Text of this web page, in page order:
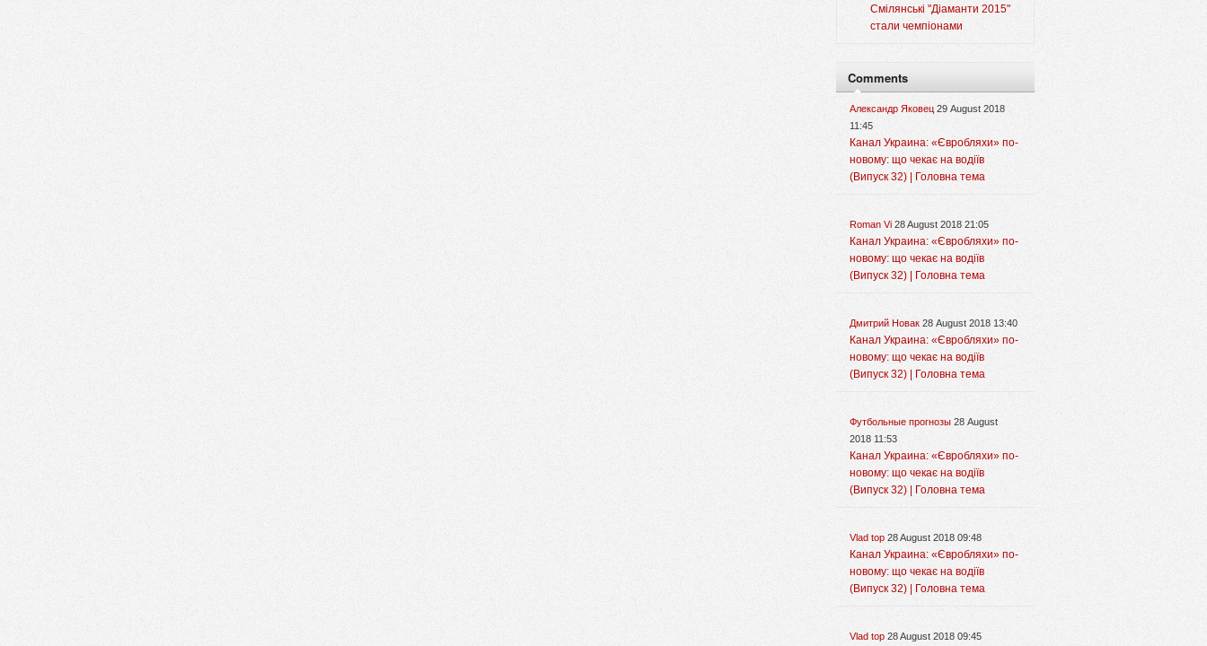
Смілянські "Діаманти 2015"
стали чемпіонами
Comments
Александр Яковец 29 August 2018
11:45
Канал Украина: «Євробляхи» по-
новому: що чекає на водіїв
(Випуск 32) | Головна тема
Roman Vi 28 August 2018 21:05
Канал Украина: «Євробляхи» по-
новому: що чекає на водіїв
(Випуск 32) | Головна тема
Дмитрий Новак 28 August 2018 13:40
Канал Украина: «Євробляхи» по-
новому: що чекає на водіїв
(Випуск 32) | Головна тема
Футбольные прогнозы 28 August
2018 11:53
Канал Украина: «Євробляхи» по-
новому: що чекає на водіїв
(Випуск 32) | Головна тема
Vlad top 28 August 2018 09:48
Канал Украина: «Євробляхи» по-
новому: що чекає на водіїв
(Випуск 32) | Головна тема
Vlad top 28 August 2018 09:45